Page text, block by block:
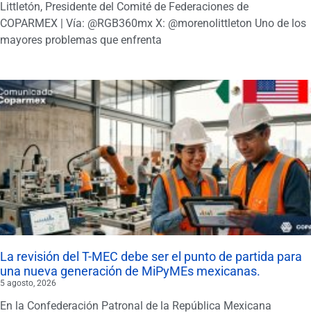
Littletón, Presidente del Comité de Federaciones de
COPARMEX | Vía: @RGB360mx X: @morenolittleton Uno de los
mayores problemas que enfrenta
La revisión del T-MEC debe ser el punto de partida para
una nueva generación de MiPyMEs mexicanas.
5 agosto, 2026
En la Confederación Patronal de la República Mexicana